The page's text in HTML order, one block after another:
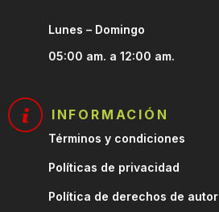
Lunes – Domingo
05:00 am. a 12:00 am.
INFORMACIÓN
Términos y condiciones
Políticas de privacidad
Política de derechos de autor